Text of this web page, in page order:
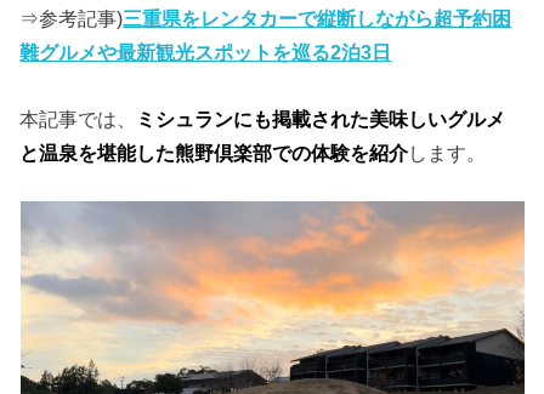
⇒参考記事)三重県をレンタカーで縦断しながら超予約困
難グルメや最新観光スポットを巡る2泊3日
本記事では、
ミシュランにも掲載された美味しいグルメ
と温泉を堪能した熊野倶楽部での体験を紹介します。